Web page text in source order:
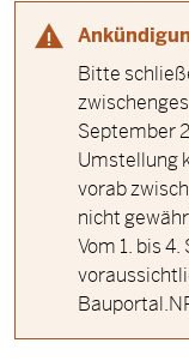
Bitte
September
Umstellung
vorab
nicht
Vom 1. bis